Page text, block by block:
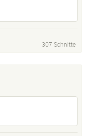
307 Schnitte